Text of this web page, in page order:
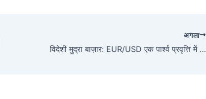
अगला
विदेशी मुद्रा बाज़ार: EUR/USD एक पार्श्व प्रवृत्ति में है, ध्यान दूसरी श्रेणी की मुद्राओं और स्विस फ़्रैंक पर स्थानांतरित हो गया है